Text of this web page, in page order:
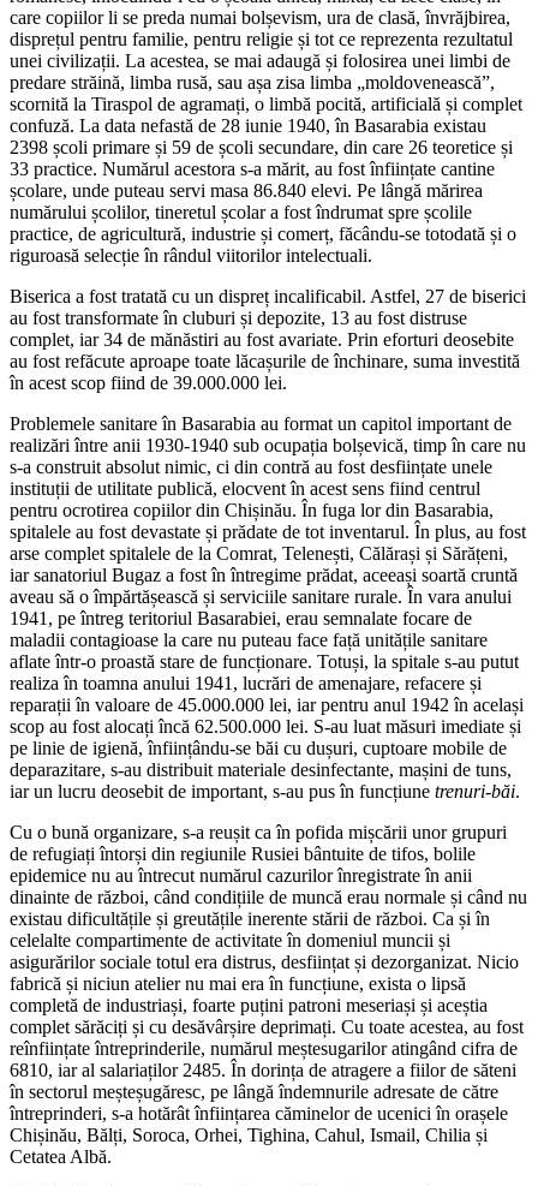
care copiilor li se preda numai bolșevism, ura de clasă, învrăjbirea,
disprețul pentru familie, pentru religie și tot ce reprezenta rezultatul
unei civilizații. La acestea, se mai adaugă și folosirea unei limbi de
predare străină, limba rusă, sau așa zisa limba „moldovenească”,
scornită la Tiraspol de agramați, o limbă pocită, artificială și complet
confuză. La data nefastă de 28 iunie 1940, în Basarabia existau
2398 școli primare și 59 de școli secundare, din care 26 teoretice și
33 practice. Numărul acestora s-a mărit, au fost înființate cantine
școlare, unde puteau servi masa 86.840 elevi. Pe lângă mărirea
numărului școlilor, tineretul școlar a fost îndrumat spre școlile
practice, de agricultură, industrie și comerț, făcându-se totodată și o
riguroasă selecție în rândul viitorilor intelectuali.
Biserica a fost tratată cu un dispreț incalificabil. Astfel, 27 de biserici
au fost transformate în cluburi și depozite, 13 au fost distruse
complet, iar 34 de mănăstiri au fost avariate. Prin eforturi deosebite
au fost refăcute aproape toate lăcașurile de închinare, suma investită
în acest scop fiind de 39.000.000 lei.
Problemele sanitare în Basarabia au format un capitol important de
realizări între anii 1930-1940 sub ocupația bolșevică, timp în care nu
s-a construit absolut nimic, ci din contră au fost desființate unele
instituții de utilitate publică, elocvent în acest sens fiind centrul
pentru ocrotirea copiilor din Chișinău. În fuga lor din Basarabia,
spitalele au fost devastate și prădate de tot inventarul. În plus, au fost
arse complet spitalele de la Comrat, Telenești, Călărași și Sărățeni,
iar sanatoriul Bugaz a fost în întregime prădat, aceeași soartă cruntă
aveau să o împărtășească și serviciile sanitare rurale. În vara anului
1941, pe întreg teritoriul Basarabiei, erau semnalate focare de
maladii contagioase la care nu puteau face față unitățile sanitare
aflate într-o proastă stare de funcționare. Totuși, la spitale s-au putut
realiza în toamna anului 1941, lucrări de amenajare, refacere și
reparații în valoare de 45.000.000 lei, iar pentru anul 1942 în același
scop au fost alocați încă 62.500.000 lei. S-au luat măsuri imediate și
pe linie de igienă, înființându-se băi cu dușuri, cuptoare mobile de
deparazitare, s-au distribuit materiale desinfectante, mașini de tuns,
iar un lucru deosebit de important, s-au pus în funcțiune trenuri-băi.
Cu o bună organizare, s-a reușit ca în pofida mișcării unor grupuri
de refugiați întorși din regiunile Rusiei bântuite de tifos, bolile
epidemice nu au întrecut numărul cazurilor înregistrate în anii
dinainte de război, când condițiile de muncă erau normale și când nu
existau dificultățile și greutățile inerente stării de război. Ca și în
celelalte compartimente de activitate în domeniul muncii și
asigurărilor sociale totul era distrus, desființat și dezorganizat. Nicio
fabrică și niciun atelier nu mai era în funcțiune, exista o lipsă
completă de industriași, foarte puțini patroni meseriași și aceștia
complet sărăciți și cu desăvârșire deprimați. Cu toate acestea, au fost
reînființate întreprinderile, numărul meștesugarilor atingând cifra de
6810, iar al salariaților 2485. În dorința de atragere a fiilor de săteni
în sectorul meșteșugăresc, pe lângă îndemnurile adresate de către
întreprinderi, s-a hotărât înființarea căminelor de ucenici în orașele
Chișinău, Bălți, Soroca, Orhei, Tighina, Cahul, Ismail, Chilia și
Cetatea Albă.